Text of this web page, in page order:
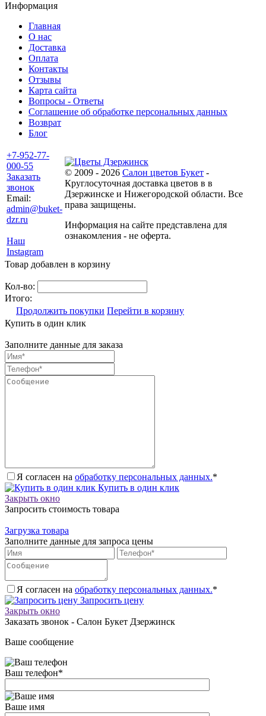
Информация
Главная
О нас
Доставка
Оплата
Контакты
Отзывы
Карта сайта
Вопросы - Ответы
Соглашение об обработке персональных данных
Возврат
Блог
+7-952-77-
000-55
Заказать
звонок
Email:
admin@buket-
dzr.ru
Наш
Instagram
© 2009 - 2026 Салон цветов Букет -
Круглосуточная доставка цветов в в
Дзержинске и Нижегородской области. Все
права защищены.
Информация на сайте представлена для
ознакомления - не оферта.
Товар добавлен в корзину
Кол-во:
Итого:
Продолжить покупки Перейти в корзину
Купить в один клик
Заполните данные для заказа
Я согласен на обработку персональных данных.*
Купить в один клик
Закрыть окно
Запросить стоимость товара
Загрузка товара
Заполните данные для запроса цены
Я согласен на обработку персональных данных.*
Запросить цену
Закрыть окно
Заказать звонок - Салон Букет Дзержинск
Ваше сообщение
Ваш телефон*
Ваше имя